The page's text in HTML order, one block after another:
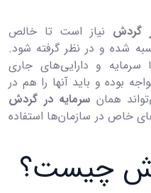
گردش نیاز است تا خالص
شده و در نظر گرفته شود.
و دارایی‌های جاری
بوده و باید آنها را هم در
همان سرمایه در گردش
خاص در سازمان‌ها استفاده
چیست؟